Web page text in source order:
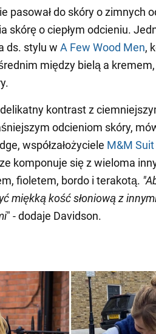
pasował do skóry o zimnych
skórę o ciepłym odcieniu.
ds. stylu w A Few Wood Men,
między bielą a
kontrast z
odcieniom skóry,
współzałożyciele M&M
komponuje się z wieloma
fioletem, bordo i terakotą.
miękką kość słoniową z
" - dodaje Davidson.